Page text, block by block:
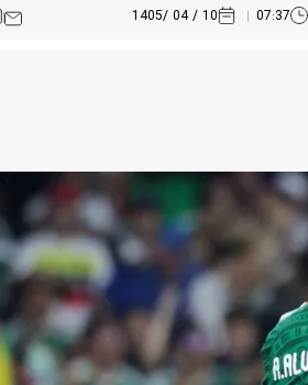
07:37
10 / 04 /1405